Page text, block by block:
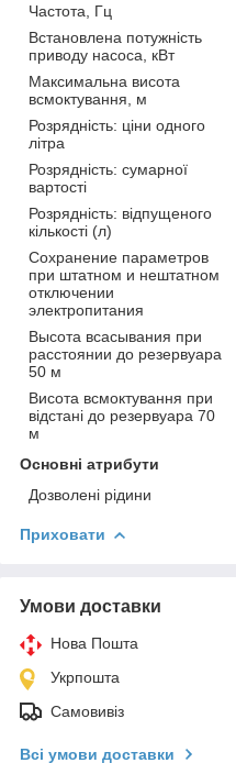
Частота, Гц
Встановлена потужність
приводу насоса, кВт
Максимальна висота
всмоктування, м
Розрядність: ціни одного
літра
Розрядність: сумарної
вартості
Розрядність: відпущеного
кількості (л)
Сохранение параметров
при штатном и нештатном
отключении
электропитания
Высота всасывания при
расстоянии до резервуара
50 м
Висота всмоктування при
відстані до резервуара 70
м
Основні атрибути
Дозволені рідини
Приховати
Умови доставки
Нова Пошта
Укрпошта
Самовивіз
Всі умови доставки